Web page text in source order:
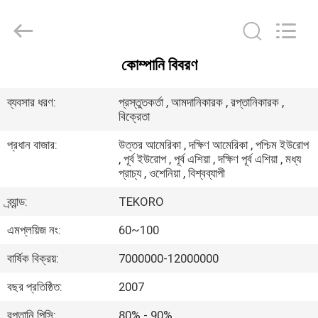
সম্পর্কে
কারখানা
পরিদর্শন
গুণমান
INDUSTRY
কোম্পানি বিবরণ
ব্যবসার ধরণ:
প্রস্তুতকর্তা , আমদানিকারক , রপ্তানিকারক ,
বিক্রেতা
প্রধান বাজার:
উত্তর আমেরিকা , দক্ষিণ আমেরিকা , পশ্চিম ইউরোপ
, পূর্ব ইউরোপ , পূর্ব এশিয়া , দক্ষিণ পূর্ব এশিয়া , মধ্য
প্রাচ্য , ওশেনিয়া , বিশ্বব্যাপী
ব্র্যান্ড:
TEKORO
এমপ্লয়িজ নং:
60~100
বার্ষিক বিক্রয়:
7000000-12000000
বছর প্রতিষ্ঠিত:
2007
রপ্তানি পিসি:
80% - 90%